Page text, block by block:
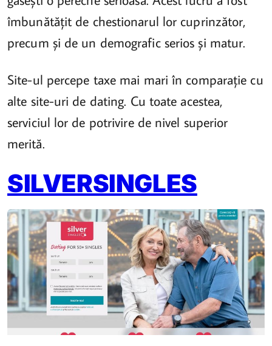
îmbunătățit de chestionarul lor cuprinzător,
precum și de un demografic serios și matur.
Site-ul percepe taxe mai mari în comparație cu
alte site-uri de dating. Cu toate acestea,
serviciul lor de potrivire de nivel superior
merită.
SILVERSINGLES